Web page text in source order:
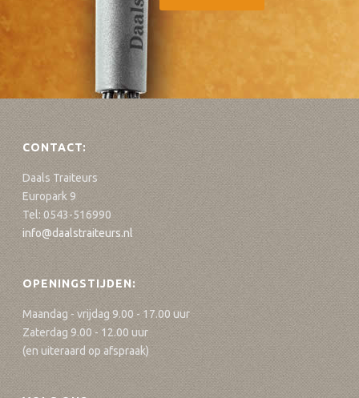
CONTACT:
Daals Traiteurs
Europark 9
Tel: 0543-516990
info@daalstraiteurs.nl
OPENINGSTIJDEN:
Maandag - vrijdag 9.00 - 17.00 uur
Zaterdag 9.00 - 12.00 uur
(en uiteraard op afspraak)